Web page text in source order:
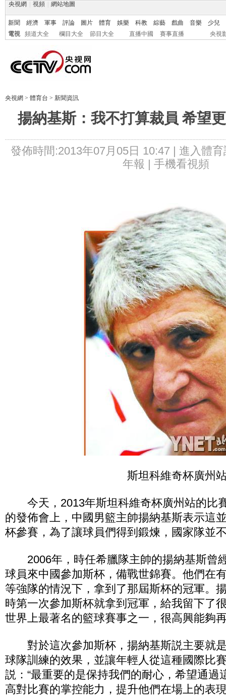
央視網 視頻 網站地圖
新聞 經濟 軍事 評論 圖片 體育 娛樂 科教 綜藝 戲曲 音樂
少兒
電視
頻道大全 欄目大全 節目大全 直播中國 賽事直播 央視
央視網 > 體育台 > 新聞資訊
揚納基斯：我不打算裁員 希望
發佈時間:2013年07月05日 10:47 | 進入體
年報 | 手機看視頻
斯坦科維奇杯廣州
今天，2013年斯坦科維奇杯廣州站的比
的發佈會上，中國男籃主帥揚納基斯表示這
杯參賽，為了讓球員們得到鍛煉，國家隊並
2006年，時任希臘隊主帥的揚納基斯曾
球員來中國參加斯杯，備戰世錦賽。他們在
等強隊的情況下，拿到了那屆斯杯的冠軍。
時第一次參加斯杯就拿到冠軍，給我留下了
世界上最著名的籃球賽事之一，很高興能夠
對於這次參加斯杯，揚納基斯説主要就
球隊訓練的效果，並讓年輕人從這種國際比
説：“最重要的是保持我們的耐心，希望通過
高對比賽的掌控能力，提升他們在場上的表